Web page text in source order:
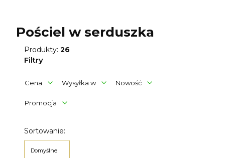
Pościel w serduszka
Produkty: 26
Filtry
Cena Wysyłka w Nowość
Promocja
Lista produktów
Sortowanie:
Domyślne